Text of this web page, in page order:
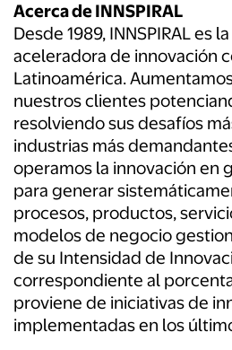
Acerca de INNSPIRAL
Desde 1989, INNSPIRAL es
aceleradora de innovación
Latinoamérica.
nuestros clientes
resolviendo sus desafíos
industrias más
operamos la innovación en
para generar
procesos, productos,
modelos de negocio
de su Intensidad de
correspondiente al
proviene de iniciativas de
implementadas en los